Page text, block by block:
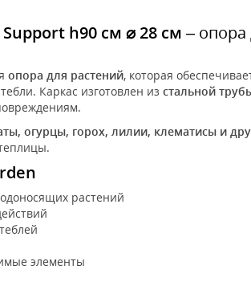
h90 см ⌀ 28 см – опора
опора для растений, которая
Каркас изготовлен из стальной
огурцы, горох, лилии, клематисы и
растений
элементы